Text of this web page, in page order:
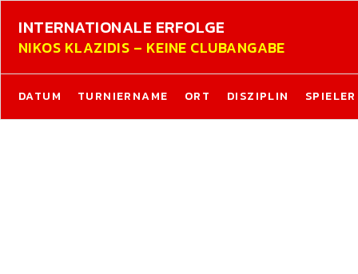
INTERNATIONALE ERFOLGE
NIKOS KLAZIDIS – KEINE CLUBANGABE
DATUM TURNIERNAME ORT DISZIPLIN SPIELER